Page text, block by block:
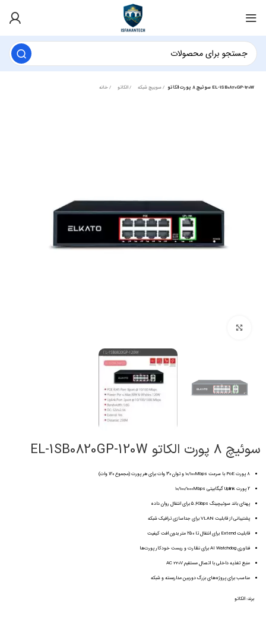
خانه الکاتو سوییچ شبکه سوئیچ ۸ پورت الکاتو EL-1SB0820GP-120W
سوئیچ ۸ پورت الکاتو EL-1SB0820GP-120W
۸ پورت PoE با سرعت 10/100Mbps و توان ۳۰ وات برای هر پورت (مجموع ۱۲۰ وات)
۲ پورت Uplink گیگابیتی 10/100/1000Mbps
پهنای باند سوئیچینگ ۵.۶Gbps برای انتقال روان داده
پشتیبانی از قابلیت VLAN برای جداسازی ترافیک شبکه
قابلیت Extend برای انتقال تا ۲۵۰ متر بدون افت کیفیت
فناوری AI Watchdog برای نظارت و ریست خودکار پورت‌ها
منبع تغذیه داخلی با اتصال مستقیم AC 220V
مناسب برای پروژه‌های بزرگ دوربین مداربسته و شبکه
برند:الکاتو